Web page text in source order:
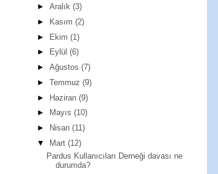
► Aralık (3)
►
Kasım (2)
► Ekim (1)
►
Eylül (6)
► Ağustos (7)
► Temmuz (9)
► Haziran (9)
►
Mayıs (10)
►
Nisan (11)
▼
Mart (12)
Pardus Kullanıcıları Derneği davası ne
durumda?